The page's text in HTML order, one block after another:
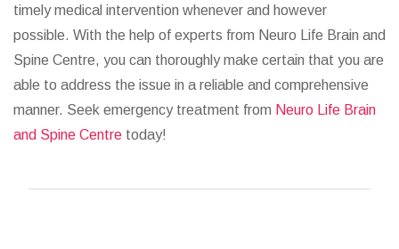
timely medical intervention whenever and however
possible. With the help of experts from Neuro Life Brain and
Spine Centre, you can thoroughly make certain that you are
able to address the issue in a reliable and comprehensive
manner. Seek emergency treatment from Neuro Life Brain
and Spine Centre today!